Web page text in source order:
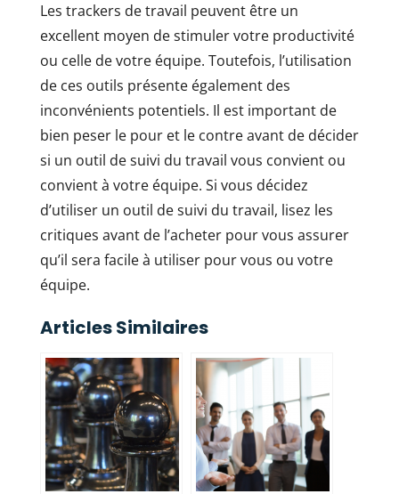
Les trackers de travail peuvent être un
excellent moyen de stimuler votre productivité
ou celle de votre équipe. Toutefois, l’utilisation
de ces outils présente également des
inconvénients potentiels. Il est important de
bien peser le pour et le contre avant de décider
si un outil de suivi du travail vous convient ou
convient à votre équipe. Si vous décidez
d’utiliser un outil de suivi du travail, lisez les
critiques avant de l’acheter pour vous assurer
qu’il sera facile à utiliser pour vous ou votre
équipe.
Articles Similaires